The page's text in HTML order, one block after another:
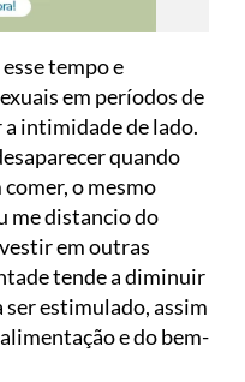
tempo e
em períodos de
intimidade de lado.
quando
o mesmo
me distancio do
em outras
tende a diminuir
ser estimulado, assim
e do bem-